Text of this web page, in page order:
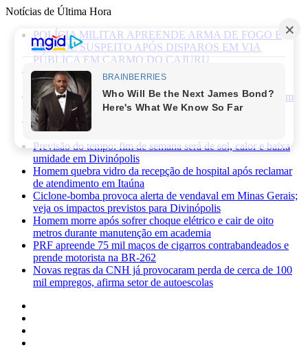
Notícias de Última Hora
POLÍCIA MILITAR APREENDE ARMA DE FOGO E
PRENDE SUSPEITO APÓS DISPAROS EM VIA
PÚBLICA EM CARMO DO CAJURU
Caminhonete furtada às margens da BR-494 é recuperada
pela Polícia Militar em Carmo da Mata
Mãe de recém-nascido abandonado em lote vago é presa em
Sabará
Três pessoas ficam feridas após ataque a facadas no bairro
Planalto, em Divinópolis
Previsão do tempo: fim de semana será de sol, calor e baixa
umidade em Divinópolis
Homem quebra vidro da recepção de hospital após reclamar
de atendimento em Itaúna
Ciclone-bomba provoca alerta de vendaval em Minas Gerais;
veja os impactos previstos para Divinópolis
Homem morre após sofrer choque elétrico e cair de oito
metros durante manutenção em academia
PRF apreende 75 mil maços de cigarros contrabandeados e
prende motorista na BR-262
Novas regras da CNH já provocaram perda de cerca de 100
mil empregos, afirma setor de autoescolas